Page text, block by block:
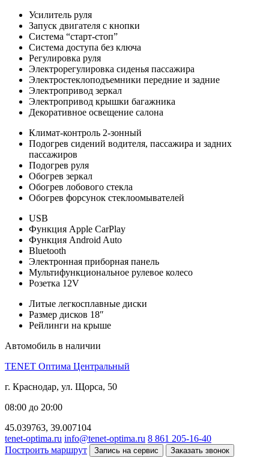
Усилитель руля
Запуск двигателя с кнопки
Система “старт-стоп”
Система доступа без ключа
Регулировка руля
Электрорегулировка сиденья пассажира
Электростеклоподъемники передние и задние
Электропривод зеркал
Электропривод крышки багажника
Декоративное освещение салона
Климат-контроль 2-зонный
Подогрев сидений водителя, пассажира и задних
пассажиров
Подогрев руля
Обогрев зеркал
Обогрев лобового стекла
Обогрев форсунок стеклоомывателей
USB
Функция Apple CarPlay
Функция Android Auto
Bluetooth
Электронная приборная панель
Мультифункциональное рулевое колесо
Розетка 12V
Литые легкосплавные диски
Размер дисков 18″
Рейлинги на крыше
Автомобиль в наличии
TENET Оптима Центральный
г. Краснодар, ул. Щорса, 50
08:00 до 20:00
45.039763, 39.007104
tenet-optima.ru info@tenet-optima.ru 8 861 205-16-40
Построить маршрут
Запись на сервис Заказать звонок